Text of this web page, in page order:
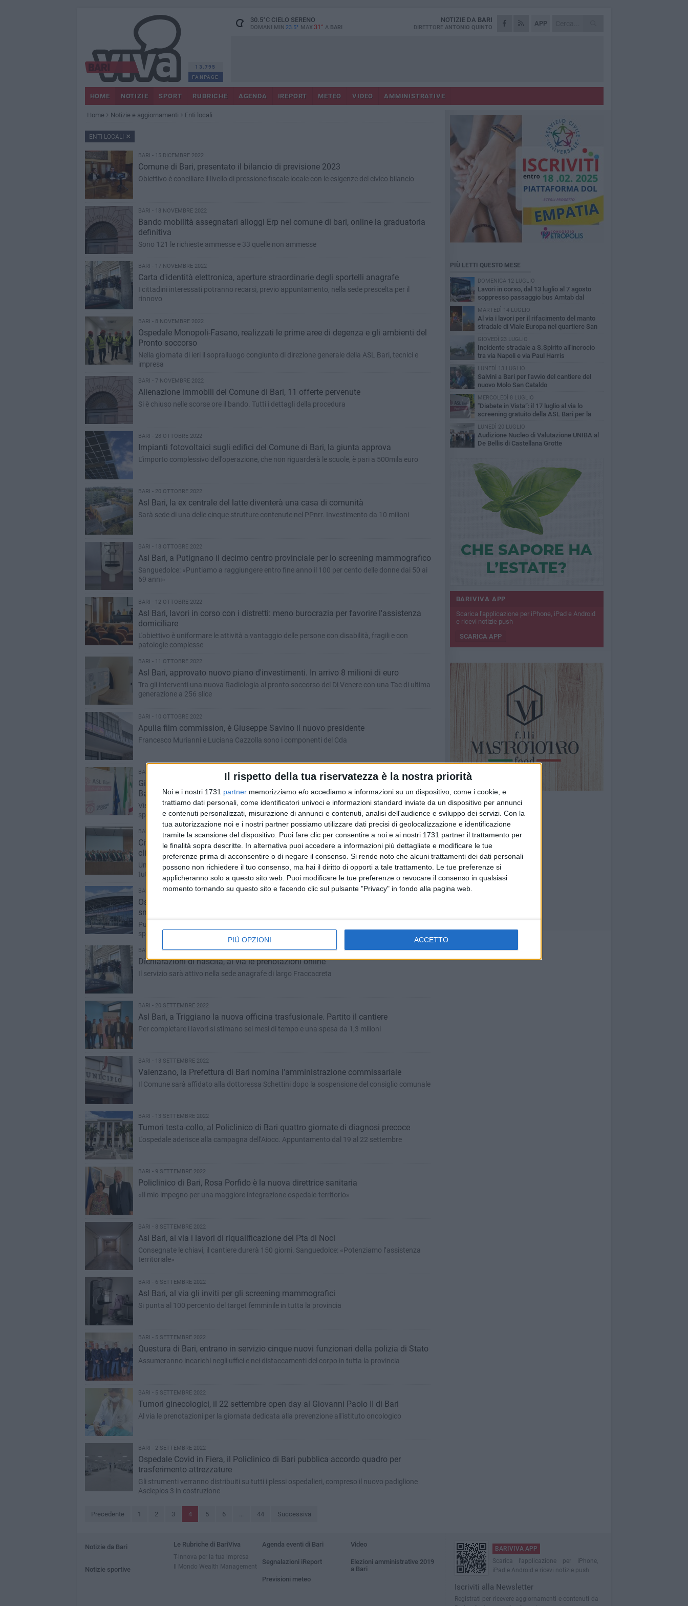
Il rispetto della tua riservatezza è la nostra priorità
Noi e i nostri 1731 partner memorizziamo e/o accediamo a informazioni su un dispositivo, come i cookie, e
trattiamo dati personali, come identificatori univoci e informazioni standard inviate da un dispositivo per annunci
e contenuti personalizzati, misurazione di annunci e contenuti, analisi dell'audience e sviluppo dei servizi. Con la
tua autorizzazione noi e i nostri partner possiamo utilizzare dati precisi di geolocalizzazione e identificazione
tramite la scansione del dispositivo. Puoi fare clic per consentire a noi e ai nostri 1731 partner il trattamento per
le finalità sopra descritte. In alternativa puoi accedere a informazioni più dettagliate e modificare le tue
preferenze prima di acconsentire o di negare il consenso. Si rende noto che alcuni trattamenti dei dati personali
possono non richiedere il tuo consenso, ma hai il diritto di opporti a tale trattamento. Le tue preferenze si
applicheranno solo a questo sito web. Puoi modificare le tue preferenze o revocare il consenso in qualsiasi
momento tornando su questo sito e facendo clic sul pulsante "Privacy" in fondo alla pagina web.
PIÙ OPZIONI ACCETTO
13.795
FANPAGE
30.5°CCIELO SERENO
DOMANI MIN 23.5° MAX 31° A BARI
APP
NOTIZIE DA BARI
DIRETTORE ANTONIO QUINTO
HOME NOTIZIE SPORT RUBRICHE AGENDA IREPORT METEO VIDEO AMMINISTRATIVE
Home Notizie e aggiornamenti Enti locali
ENTI LOCALI
BARI - 15 DICEMBRE 2022
Comune di Bari, presentato il bilancio di previsione 2023
Obiettivo è conciliare il livello di pressione fiscale locale con le esigenze del civico bilancio
BARI - 18 NOVEMBRE 2022
Bando mobilità assegnatari alloggi Erp nel comune di bari, online la graduatoria
definitiva
Sono 121 le richieste ammesse e 33 quelle non ammesse
BARI - 17 NOVEMBRE 2022
Carta d'identità elettronica, aperture straordinarie degli sportelli anagrafe
I cittadini interessati potranno recarsi, previo appuntamento, nella sede prescelta per il
rinnovo
BARI - 8 NOVEMBRE 2022
Ospedale Monopoli-Fasano, realizzati le prime aree di degenza e gli ambienti del
Pronto soccorso
Nella giornata di ieri il sopralluogo congiunto di direzione generale della ASL Bari, tecnici e
impresa
BARI - 7 NOVEMBRE 2022
Alienazione immobili del Comune di Bari, 11 offerte pervenute
Si è chiuso nelle scorse ore il bando. Tutti i dettagli della procedura
BARI - 28 OTTOBRE 2022
Impianti fotovoltaici sugli edifici del Comune di Bari, la giunta approva
L’importo complessivo dell'operazione, che non riguarderà le scuole, è pari a 500mila euro
BARI - 20 OTTOBRE 2022
Asl Bari, la ex centrale del latte diventerà una casa di comunità
Sarà sede di una delle cinque strutture contenute nel PPnrr. Investimento da 10 milioni
BARI - 18 OTTOBRE 2022
Asl Bari, a Putignano il decimo centro provinciale per lo screening mammografico
Sanguedolce: «Puntiamo a raggiungere entro fine anno il 100 per cento delle donne dai 50 ai
69 anni»
BARI - 12 OTTOBRE 2022
Asl Bari, lavori in corso con i distretti: meno burocrazia per favorire l'assistenza
domiciliare
L'obiettivo è uniformare le attività a vantaggio delle persone con disabilità, fragili e con
patologie complesse
BARI - 11 OTTOBRE 2022
Asl Bari, approvato nuovo piano d'investimenti. In arrivo 8 milioni di euro
Tra gli interventi una nuova Radiologia al pronto soccorso del Di Venere con una Tac di ultima
generazione a 256 slice
BARI - 10 OTTOBRE 2022
Apulia film commission, è Giuseppe Savino il nuovo presidente
Francesco Murianni e Luciana Cazzolla sono i componenti del Cda
BARI - 7 OTTOBRE 2022
Giornata mondiale della salute mentale, le iniziative in ospedali e strutture ASL
Bari
Visite, eventi, incontri nei presidi di Altamura e San Paolo Bari e nei CSM del dipartimento
specializzato
BARI - 6 OTTOBRE 2022
Città metropolitana di Bari, i sindaci aderiscono al patto contro i cambiamenti
climatici
Una sfida lanciata dalla Commissione Europea a cui hanno già aderito oltre 10 mila città in
tutta Europa
BARI - 3 OTTOBRE 2022
Ospedale Covid in Fiera, il Policlinico di Bari cerca operatori per lo
smantellamento
Pubblicata una indagine di mercato finalizzata a verificare l’interesse da parte di soggetti
specializzati
BARI - 3 OTTOBRE 2022
Dichiarazioni di nascita, al via le prenotazioni online
Il servizio sarà attivo nella sede anagrafe di largo Fraccacreta
BARI - 20 SETTEMBRE 2022
Asl Bari, a Triggiano la nuova officina trasfusionale. Partito il cantiere
Per completare i lavori si stimano sei mesi di tempo e una spesa da 1,3 milioni
BARI - 13 SETTEMBRE 2022
Valenzano, la Prefettura di Bari nomina l'amministrazione commissariale
Il Comune sarà affidato alla dottoressa Schettini dopo la sospensione del consiglio comunale
BARI - 13 SETTEMBRE 2022
Tumori testa-collo, al Policlinico di Bari quattro giornate di diagnosi precoce
L'ospedale aderisce alla campagna dell’Aiocc. Appuntamento dal 19 al 22 settembre
BARI - 9 SETTEMBRE 2022
Policlinico di Bari, Rosa Porfido è la nuova direttrice sanitaria
«Il mio impegno per una maggiore integrazione ospedale-territorio»
BARI - 8 SETTEMBRE 2022
Asl Bari, al via i lavori di riqualificazione del Pta di Noci
Consegnate le chiavi, il cantiere durerà 150 giorni. Sanguedolce: «Potenziamo l’assistenza
territoriale»
BARI - 6 SETTEMBRE 2022
Asl Bari, al via gli inviti per gli screening mammografici
Si punta al 100 percento del target femminile in tutta la provincia
BARI - 5 SETTEMBRE 2022
Questura di Bari, entrano in servizio cinque nuovi funzionari della polizia di Stato
Assumeranno incarichi negli uffici e nei distaccamenti del corpo in tutta la provincia
BARI - 5 SETTEMBRE 2022
Tumori ginecologici, il 22 settembre open day al Giovanni Paolo II di Bari
Al via le prenotazioni per la giornata dedicata alla prevenzione all'istituto oncologico
BARI - 2 SETTEMBRE 2022
Ospedale Covid in Fiera, il Policlinico di Bari pubblica accordo quadro per
trasferimento attrezzature
Gli strumenti verranno distribuiti su tutti i plessi ospedalieri, compreso il nuovo padiglione
Asclepios 3 in costruzione
Precedente 1 2 3 4 5 6 ... 44 Successiva
PIÙ LETTI QUESTO MESE
DOMENICA 12 LUGLIO
Lavori in corso, dal 13 luglio al 7 agosto
soppresso passaggio bus Amtab dal
cimitero di S.Spirito
MARTEDÌ 14 LUGLIO
A​l via i lavori per il rifacimento del manto
stradale di Viale Europa nel quartiere San
GIOVEDÌ 23 LUGLIO
Incidente stradale a S.Spirito all'incrocio
tra via Napoli e via Paul Harris
LUNEDÌ 13 LUGLIO
Salvini a Bari per l'avvio del cantiere del
nuovo Molo San Cataldo
MERCOLEDÌ 8 LUGLIO
"Diabete in Vista”: il 17 luglio al via lo
screening gratuito della ASL Bari per la
retinopatia diabetica
LUNEDÌ 20 LUGLIO
Audizione Nucleo di Valutazione UNIBA al
De Bellis di Castellana Grotte
BARIVIVA APP
Scarica l'applicazione per iPhone, iPad e Android
e ricevi notizie push
SCARICA APP
Notizie da Bari
Notizie sportive
Le Rubriche di BariViva
T-innova per la tua impresa
Il Mondo Wealth Management
Agenda eventi di Bari
Segnalazioni iReport
Previsioni meteo
Video
Elezioni amministrative 2019
a Bari
BARIVIVA APP
Scarica l'applicazione per iPhone,
iPad e Android e ricevi notizie push
Iscriviti alla Newsletter
Registrati per ricevere aggiornamenti e contenuti da